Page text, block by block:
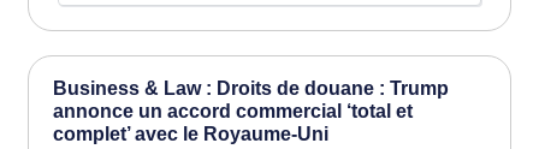
Business & Law : Droits de douane : Trump
annonce un accord commercial ‘total et
complet’ avec le Royaume-Uni